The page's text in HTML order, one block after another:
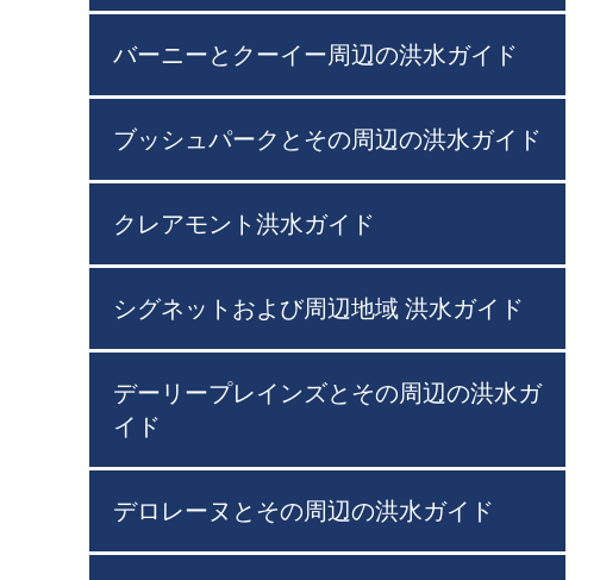
バーニーとクーイー周辺の洪水ガイド
ブッシュパークとその周辺の洪水ガイド
クレアモント洪水ガイド
シグネットおよび周辺地域 洪水ガイド
デーリープレインズとその周辺の洪水ガ
イド
デロレーヌとその周辺の洪水ガイド